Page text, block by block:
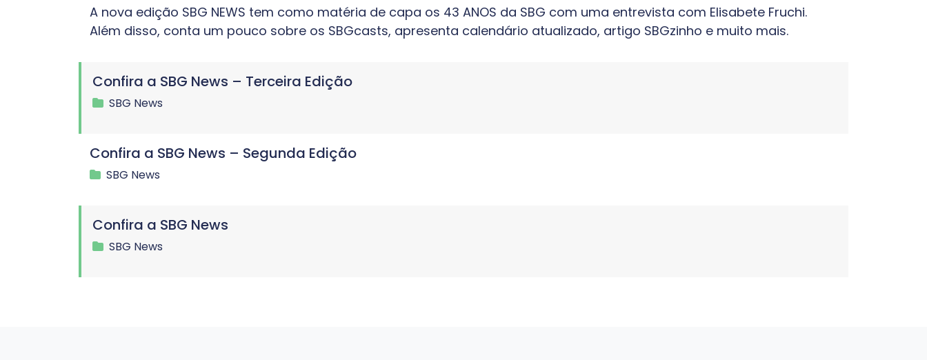
A nova edição SBG NEWS tem como matéria de capa os 43 ANOS da SBG com uma entrevista com Elisabete Fruchi.
Além disso, conta um pouco sobre os SBGcasts, apresenta calendário atualizado, artigo SBGzinho e muito mais.
Confira a SBG News – Terceira Edição
SBG News
Confira a SBG News – Segunda Edição
SBG News
Confira a SBG News
SBG News